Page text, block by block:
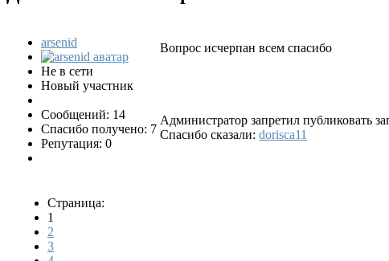
arsenid
Не в сети
Новый участник
Сообщений: 14
Спасибо получено: 7
Репутация: 0
Вопрос исчерпан всем спасибо
Администратор запретил публиковать
Спасибо сказали: dorisca11
Страница:
1
2
3